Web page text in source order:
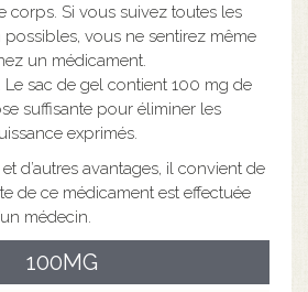
corps. Si vous suivez toutes les
possibles, vous ne sentirez même
un médicament.
Le sac de gel contient 100 mg de
suffisante pour éliminer les
exprimés.
d’autres avantages, il convient de
de ce médicament est effectuée
médecin.
100MG